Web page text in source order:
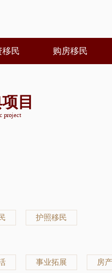
移民 购房移民
目
project
护照移民
事业拓展 房